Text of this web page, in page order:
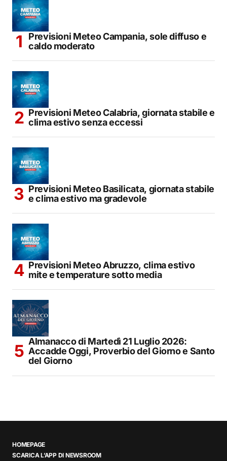
Previsioni Meteo Campania, sole diffuso e
caldo moderato
Previsioni Meteo Calabria, giornata stabile e
clima estivo senza eccessi
Previsioni Meteo Basilicata, giornata stabile
e clima estivo ma gradevole
Previsioni Meteo Abruzzo, clima estivo
mite e temperature sotto media
Almanacco di Martedì 21 Luglio 2026:
Accadde Oggi, Proverbio del Giorno e Santo
del Giorno
HOMEPAGE
SCARICA L’APP DI NEWSROOM